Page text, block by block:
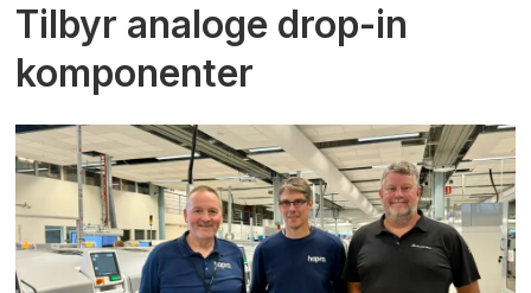
Tilbyr analoge drop-in
komponenter